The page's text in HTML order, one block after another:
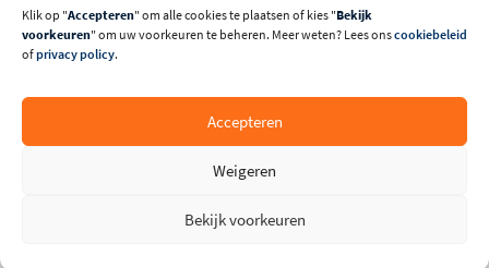
Klik op "Accepteren" om alle cookies te plaatsen of kies "Bekijk
voorkeuren" om uw voorkeuren te beheren. Meer weten? Lees onscookiebeleid
ofprivacy policy.
Accepteren
Weigeren
Bekijk voorkeuren
Technische specificaties